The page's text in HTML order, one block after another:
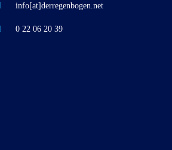
info[at]derregenbogen.net
0 22 06 20 39